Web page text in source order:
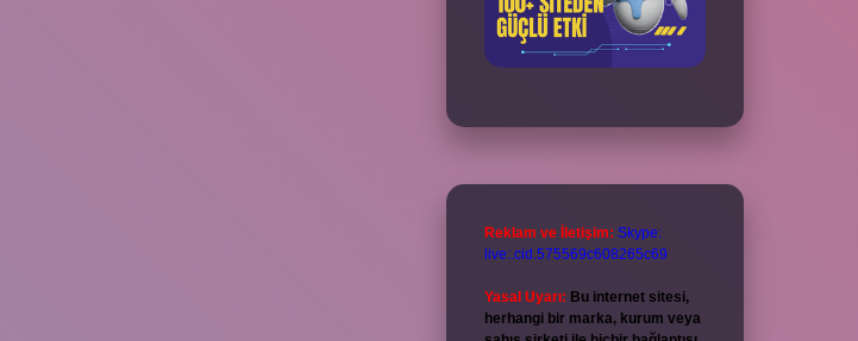
Reklam ve İletişim: Skype:
live:.cid.575569c608265c69
Yasal Uyarı: Bu internet sitesi,
herhangi bir marka, kurum veya